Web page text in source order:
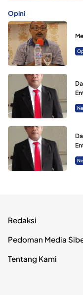
Opini
Redaksi
Pedoman Media
Tentang Kami